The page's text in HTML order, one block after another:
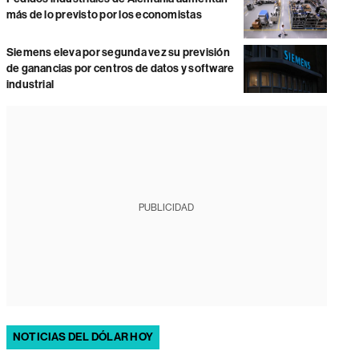
más de lo previsto por los economistas
Siemens eleva por segunda vez su previsión
de ganancias por centros de datos y software
industrial
PUBLICIDAD
NOTICIAS DEL DÓLAR HOY